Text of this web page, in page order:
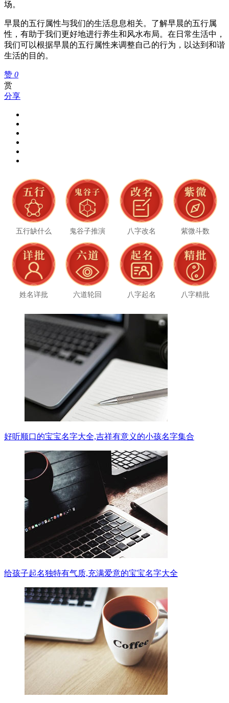
场。
早晨的五行属性与我们的生活息息相关。了解早晨的五行属
性，有助于我们更好地进行养生和风水布局。在日常生活中，
我们可以根据早晨的五行属性来调整自己的行为，以达到和谐
生活的目的。
赞 0
赏
分享
五行缺什么 鬼谷子推演 八字改名 紫微斗数
姓名详批 六道轮回 八字起名 八字精批
好听顺口的宝宝名字大全,吉祥有意义的小孩名字集合
给孩子起名独特有气质,充满爱意的宝宝名字大全